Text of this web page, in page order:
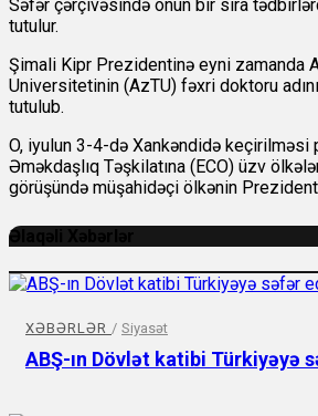
Səfər çərçivəsində onun bir sıra
tutulur.
Şimali Kipr Prezidentinə eyni zamanda
Universitetinin (AzTU) fəxri doktoru
tutulub.
O, iyulun 3-4-də Xankəndidə keçirilməsi
Əməkdaşlıq Təşkilatına (ECO) üzv
görüşündə müşahidəçi ölkənin
Əlaqəli Xəbərlər
XƏBƏRLƏR / Siyasət
ABŞ-ın Dövlət katibi Türkiyəyə